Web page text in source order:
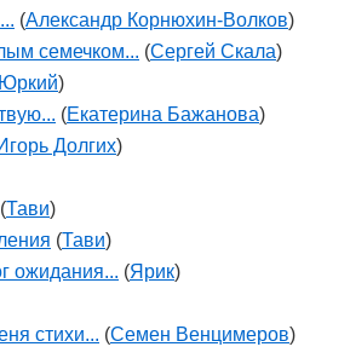
(Александр Корнюхин-Волков)
семечком... (Сергей Скала)
)
(Екатерина Бажанова)
Долгих)
(Тави)
(Тави)
ожидания... (Ярик)
стихи... (Семен Венцимеров)